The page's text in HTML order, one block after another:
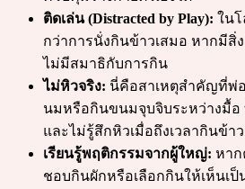
ติดเล่น (Distracted by Play): ในโ
กว่าการนั่งกินข้าวเสมอ หากมีสิ่ง
ไม่มีสมาธิกับการกิน
ไม่หิวจริง: นี่คือสาเหตุสำคัญที่พ่
นมหรือกินขนมจุบจิบระหว่างมื้อ
และไม่รู้สึกหิวเมื่อถึงเวลากินข้าว
เรียนรู้พฤติกรรมจากผู้ใหญ่: หาก
ชอบกินผักหรือเลือกกินให้เห็นเป็